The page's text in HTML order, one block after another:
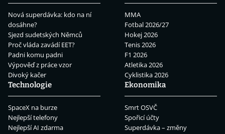
Nová superdávka: kdo na ní
dosáhne?
Sjezd sudetských Němců
Proč vláda zavádí EET?
Padni komu padni
Výpověď z práce vzor
Divoký kačer
MMA
Fotbal 2026/27
Hokej 2026
Tenis 2026
F1 2026
Atletika 2026
Cyklistika 2026
Technologie
SpaceX na burze
Nejlepší telefony
Nejlepší AI zdarma
Ekonomika
Smrt OSVČ
Spořicí účty
Superdávka – změny